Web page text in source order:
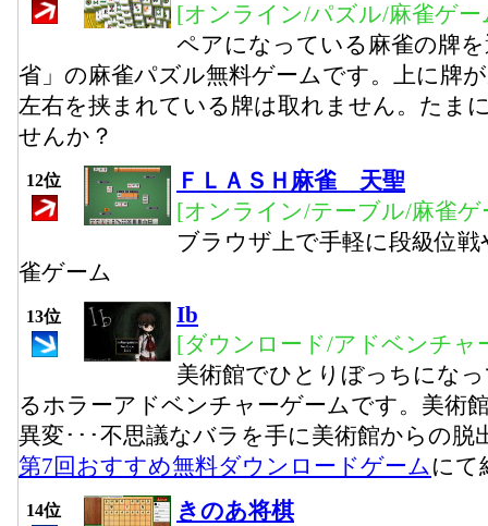
[オンライン/パズル/麻雀ゲー
ペアになっている麻雀の牌
省」の麻雀パズル無料ゲームです。上に牌
左右を挟まれている牌は取れません。たま
せんか？
12位
ＦＬＡＳＨ麻雀 天聖
[オンライン/テーブル/麻雀ゲ
ブラウザ上で手軽に段級位
雀ゲーム
13位
Ib
[ダウンロード/アドベンチャ
美術館でひとりぼっちにな
るホラーアドベンチャーゲームです。美術
異変･･･不思議なバラを手に美術館からの脱
第7回おすすめ無料ダウンロードゲームにて
14位
きのあ将棋